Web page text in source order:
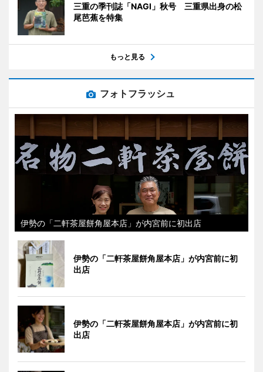
三重の季刊誌「NAGI」秋号 三重県出身の松
尾芭蕉を特集
もっと見る
フォトフラッシュ
伊勢の「二軒茶屋餅角屋本店」が内宮前に初出店
伊勢の「二軒茶屋餅角屋本店」が内宮前に初
出店
伊勢の「二軒茶屋餅角屋本店」が内宮前に初
出店